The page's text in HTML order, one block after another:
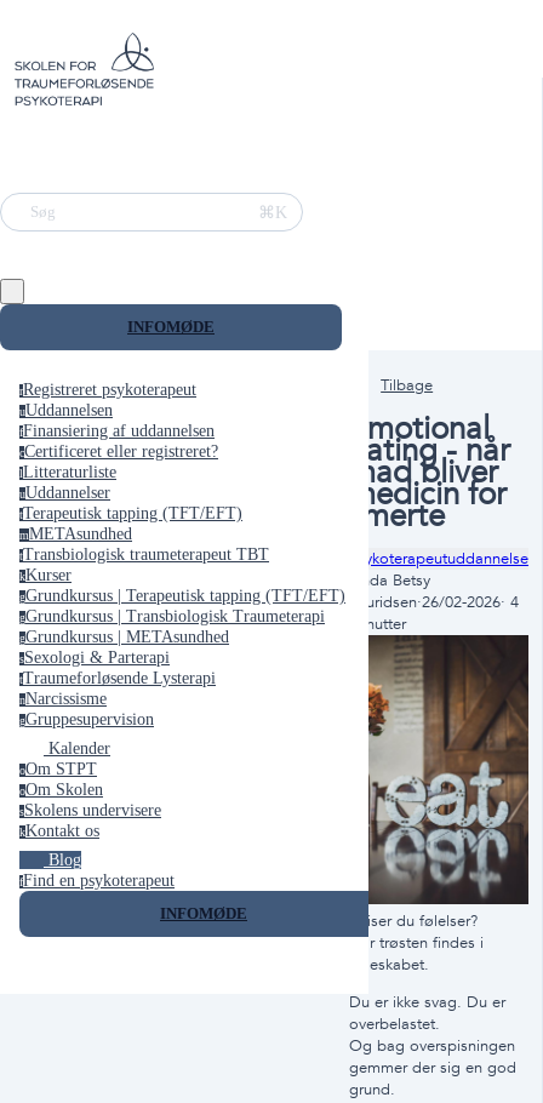
Søg ⌘K
INFOMØDE
rRegistreret psykoterapeut
uUddannelsen
fFinansiering af uddannelsen
cCertificeret eller registreret?
lLitteraturliste
uUddannelser
tTerapeutisk tapping (TFT/EFT)
mMETAsundhed
tTransbiologisk traumeterapeut TBT
kKurser
gGrundkursus | Terapeutisk tapping (TFT/EFT)
gGrundkursus | Transbiologisk Traumeterapi
gGrundkursus | METAsundhed
sSexologi & Parterapi
tTraumeforløsende Lysterapi
nNarcissisme
gGruppesupervision
Kalender
oOm STPT
oOm Skolen
sSkolens undervisere
kKontakt os
Blog
fFind en psykoterapeut
INFOMØDE
Tilbage
Emotional
eating - når
mad bliver
medicin for
smerte
Psykoterapeutuddannelse
Linda Betsy
Lauridsen·26/02-2026· 4
minutter
Spiser du følelser?
Når trøsten findes i
køleskabet.
Du er ikke svag. Du er
overbelastet.
Og bag overspisningen
gemmer der sig en god
grund.